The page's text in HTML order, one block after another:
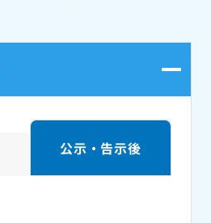
公示・告示後